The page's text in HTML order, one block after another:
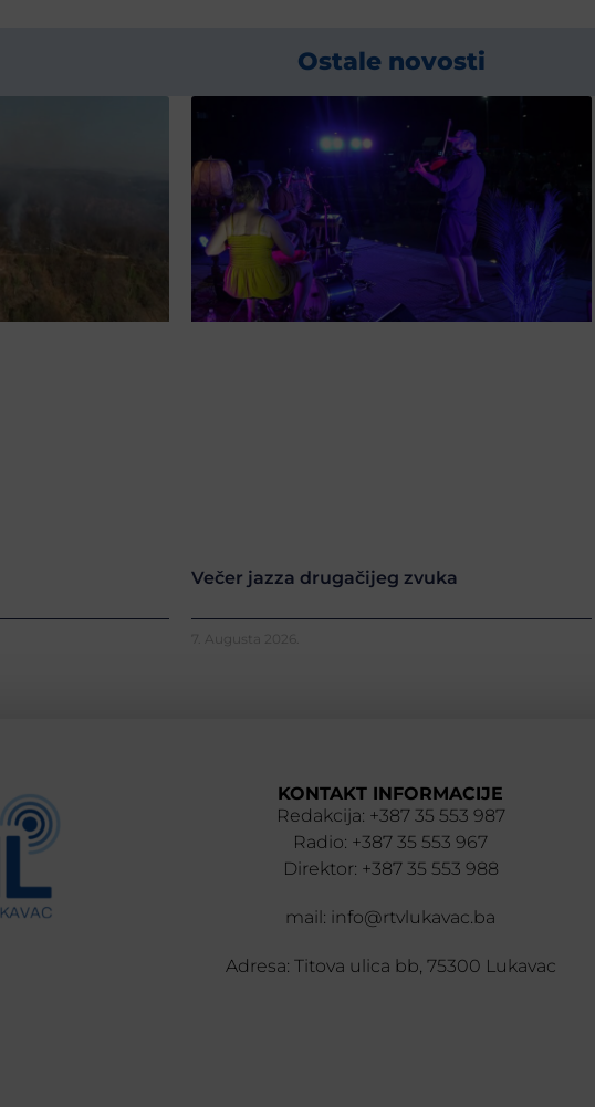
Ostale novosti
Večer jazza drugačijeg zvuka
7. Augusta 2026.
KONTAKT INFORMACIJE
Redakcija: +387 35 553 987
Radio: +387 35 553 967
Direktor: +387 35 553 988
mail: info@rtvlukavac.ba
Adresa: Titova ulica bb, 75300 Lukavac